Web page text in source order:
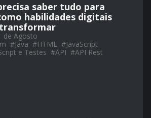
saber tudo para
habilidades digitais
de Agosto
#Java #HTML #JavaScript
e Testes #API #API Rest